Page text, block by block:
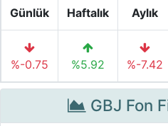
Günlük Haftalık Aylık
%-0.75 %5.92 %-7.42
GBJ Fon